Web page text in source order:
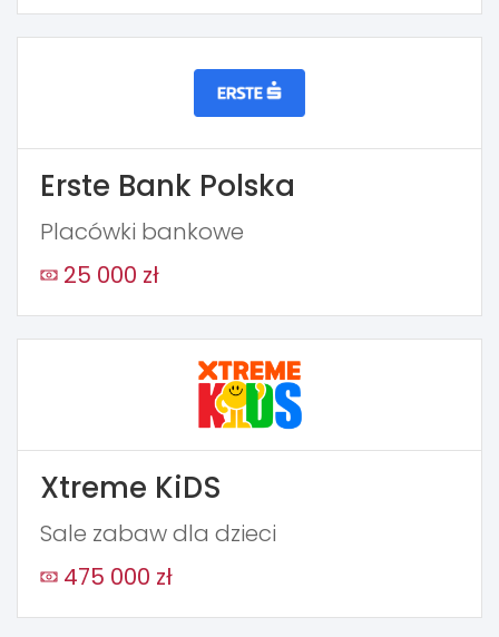
Erste Bank Polska
Placówki bankowe
25 000 zł
Xtreme KiDS
Sale zabaw dla dzieci
475 000 zł